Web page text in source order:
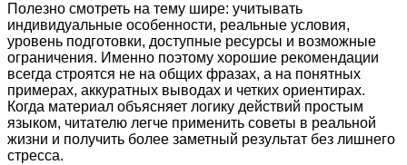
Полезно смотреть на тему шире: учитывать
индивидуальные особенности, реальные условия,
уровень подготовки, доступные ресурсы и возможные
ограничения. Именно поэтому хорошие рекомендации
всегда строятся не на общих фразах, а на понятных
примерах, аккуратных выводах и четких ориентирах.
Когда материал объясняет логику действий простым
языком, читателю легче применить советы в реальной
жизни и получить более заметный результат без лишнего
стресса.